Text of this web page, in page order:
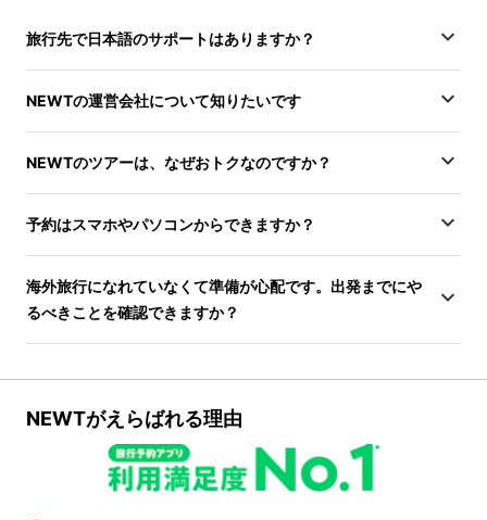
旅行先で日本語のサポートはありますか？
NEWTの運営会社について知りたいです
NEWTのツアーは、なぜおトクなのですか？
予約はスマホやパソコンからできますか？
海外旅行になれていなくて準備が心配です。出発までにや
るべきことを確認できますか？
NEWTがえらばれる理由